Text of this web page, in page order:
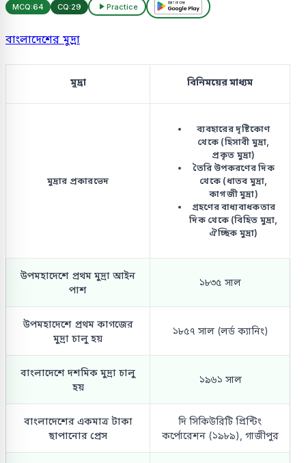
MCQ:64 CQ:29 Practice
বাংলাদেশের মুদ্রা
মুদ্রা বিনিময়ের মাধ্যম
মুদ্রার প্রকারভেদ
ব্যবহারের দৃষ্টিকোণ
থেকে (হিসাবী মুদ্রা,
প্রকৃত মুদ্রা)
তৈরি উপকরণের দিক
থেকে (ধাতব মুদ্রা,
কাগজী মুদ্রা)
গ্রহণের বাধ্যবাধকতার
দিক থেকে (বিহিত মুদ্রা,
ঐচ্ছিক মুদ্রা)
উপমহাদেশে প্রথম মুদ্রা আইন
পাশ
১৮৩৫ সাল
উপমহাদেশে প্রথম কাগজের
মুদ্রা চালু হয়
১৮৫৭ সাল (লর্ড ক্যানিং)
বাংলাদেশে দশমিক মুদ্রা চালু
হয়
১৯৬১ সাল
বাংলাদেশের একমাত্র টাকা
ছাপানোর প্রেস
দি সিকিউরিটি প্রিন্টিং
কর্পোরেশন (১৯৮৯), গাজীপুর